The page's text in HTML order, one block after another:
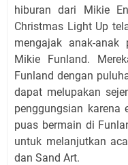
hiburan dari Mikie
Christmas Light Up
mengajak anak-anak
Mikie Funland.
Funland dengan
dapat melupakan
penggungsian karena
puas bermain di
untuk melanjutkan
dan Sand Art.